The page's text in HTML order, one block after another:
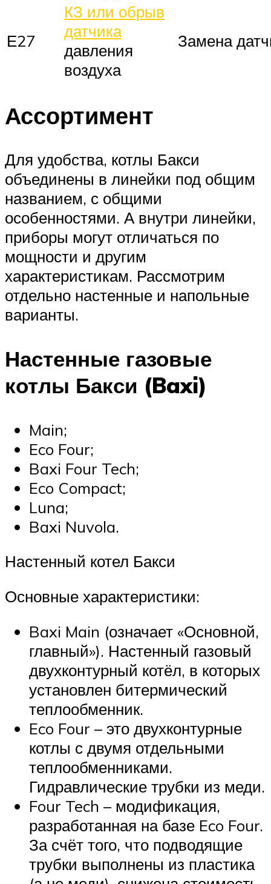
Е27
КЗ или обрыв
датчика
давления
воздуха
Замена
Ассортимент
Для удобства, котлы Бакси
объединены в линейки под общим
названием, с общими
особенностями. А внутри линейки,
приборы могут отличаться по
мощности и другим
характеристикам. Рассмотрим
отдельно настенные и напольные
варианты.
Настенные газовые
котлы Бакси (Baxi)
Main;
Eco Four;
Baxi Four Tech;
Eco Compact;
Luna;
Baxi Nuvola.
Настенный котел Бакси
Основные характеристики:
Baxi Main (означает «Основной,
главный»). Настенный газовый
двухконтурный котёл, в которых
установлен битермический
теплообменник.
Eco Four – это двухконтурные
котлы с двумя отдельными
теплообменниками.
Гидравлические трубки из меди.
Four Tech – модификация,
разработанная на базе Eco Four.
За счёт того, что подводящие
трубки выполнены из пластика